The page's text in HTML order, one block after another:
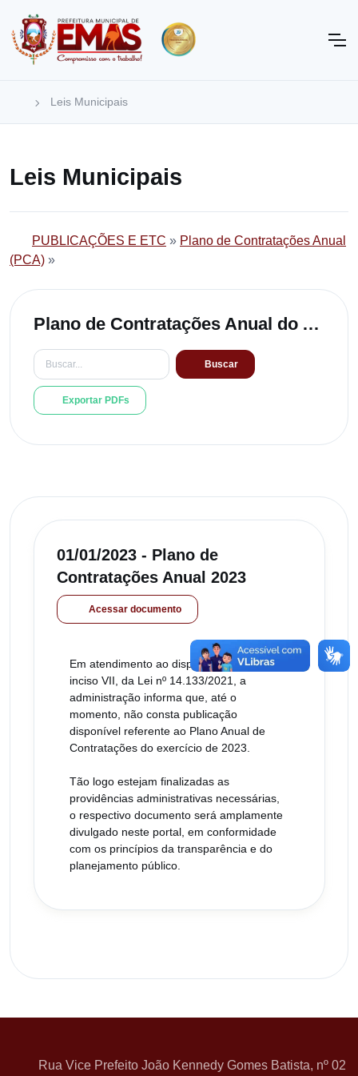
Leis Municipais
Leis Municipais
PUBLICAÇÕES E ETC » Plano de Contratações Anual
(PCA) »
Plano de Contratações Anual do Ano de 2023
Buscar
Exportar PDFs
01/01/2023 - Plano de
Contratações Anual 2023
Acessar documento
Em atendimento ao disposto no art. 12,
inciso VII, da Lei nº 14.133/2021, a
administração informa que, até o
momento, não consta publicação
disponível referente ao Plano Anual de
Contratações do exercício de 2023.
Tão logo estejam finalizadas as
providências administrativas necessárias,
o respectivo documento será amplamente
divulgado neste portal, em conformidade
com os princípios da transparência e do
planejamento público.
Rua Vice Prefeito João Kennedy Gomes Batista, nº 02